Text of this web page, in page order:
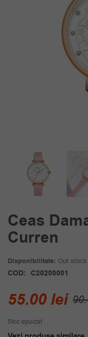
Ceas
Curren
Disponibilitate: Out stock
COD: C20200001
55.00 lei
Stoc epuizat